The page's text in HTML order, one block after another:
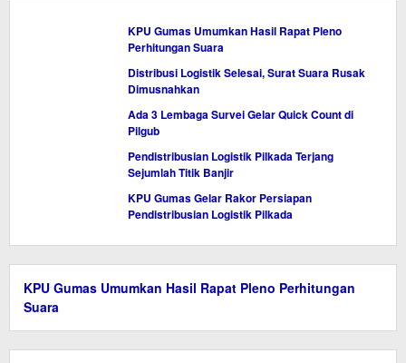
KPU Gumas Umumkan Hasil Rapat Pleno
Perhitungan Suara
Distribusi Logistik Selesai, Surat Suara Rusak
Dimusnahkan
Ada 3 Lembaga Survei Gelar Quick Count di
Pilgub
Pendistribusian Logistik Pilkada Terjang
Sejumlah Titik Banjir
KPU Gumas Gelar Rakor Persiapan
Pendistribusian Logistik Pilkada
KPU Gumas Umumkan Hasil Rapat Pleno Perhitungan
Suara